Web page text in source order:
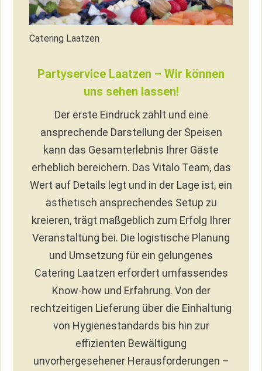
Catering Laatzen
Partyservice Laatzen – Wir können
uns sehen lassen!
Der erste Eindruck zählt und eine
ansprechende Darstellung der Speisen
kann das Gesamterlebnis Ihrer Gäste
erheblich bereichern. Das Vitalo Team, das
Wert auf Details legt und in der Lage ist, ein
ästhetisch ansprechendes Setup zu
kreieren, trägt maßgeblich zum Erfolg Ihrer
Veranstaltung bei. Die logistische Planung
und Umsetzung für ein gelungenes
Catering Laatzen erfordert umfassendes
Know-how und Erfahrung. Von der
rechtzeitigen Lieferung über die Einhaltung
von Hygienestandards bis hin zur
effizienten Bewältigung
unvorhergesehener Herausforderungen –